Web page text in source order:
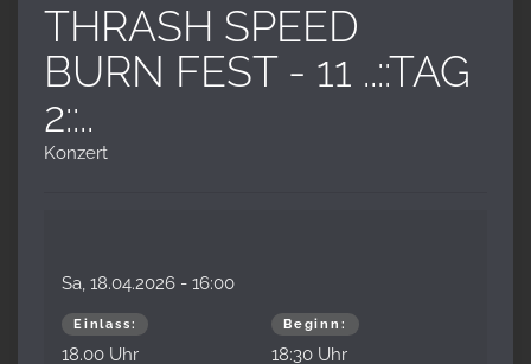
THRASH SPEED
BURN FEST - 11 ..::TAG
2::..
Konzert
Sa, 18.04.2026 - 16:00
Einlass:
18.00 Uhr
Beginn:
18:30 Uhr